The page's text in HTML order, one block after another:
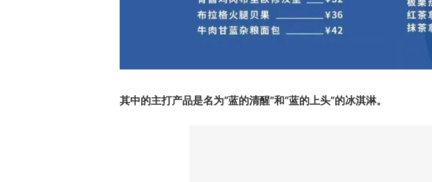
其中的主打产品是名为“蓝的清醒”和“蓝的上头”的冰淇淋。